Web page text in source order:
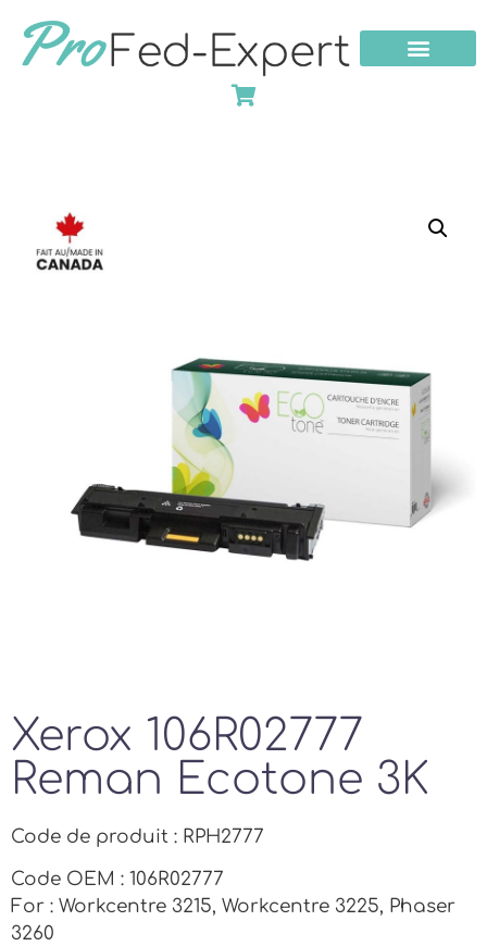
Xerox 106R02777
Reman Ecotone 3K
Code de produit : RPH2777
Code OEM : 106R02777
For : Workcentre 3215, Workcentre 3225, Phaser
3260